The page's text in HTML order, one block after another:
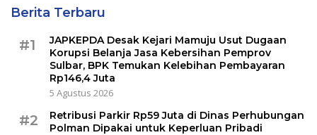
Berita Terbaru
#1
JAPKEPDA Desak Kejari Mamuju Usut Dugaan
Korupsi Belanja Jasa Kebersihan Pemprov
Sulbar, BPK Temukan Kelebihan Pembayaran
Rp146,4 Juta
5 Agustus 2026
#2
Retribusi Parkir Rp59 Juta di Dinas Perhubungan
Polman Dipakai untuk Keperluan Pribadi